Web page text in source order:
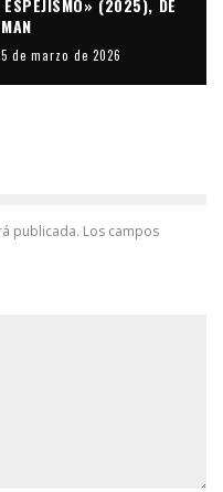
de marzo de 2026
publicada. Los campos